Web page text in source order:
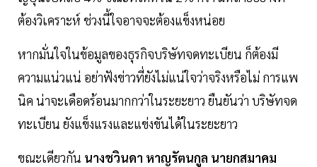
ต้องวิเคราะห์ ช่วงนี้ใจอาจจะต้องแข็งหน่อย
หากมั่นใจในข้อมูลของธุรกิจบริษัทจดทะเบียน ก็ต้องมี
ความแน่วแน่ อย่าฟังข่าวที่ยังไม่แน่ใจว่าจริงหรือไม่ การแพ
นิค น่าจะเดือดร้อนมากกว่าในระยะยาว ยืนยันว่า บริษัทจด
ทะเบียน ยังแข็งแรงและแข่งขันได้ในระยะยาว
ขณะเดียวกัน นางชวินดา หาญรัตนกูล นายกสมาคม